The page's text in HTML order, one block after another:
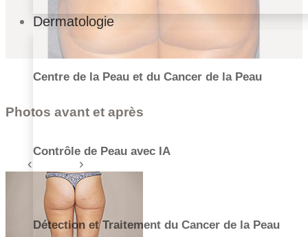
Dermatologie
Centre de la Peau et du Cancer de la Peau
Contrôle de Peau avec IA
Détection et Traitement du Cancer de la Peau
Photos avant et après